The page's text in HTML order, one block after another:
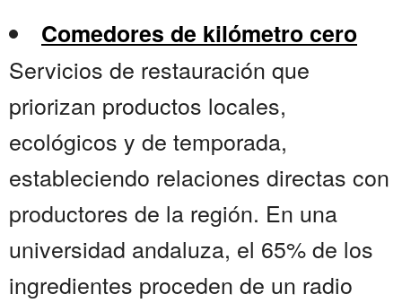
Comedores de kilómetro cero
Servicios de restauración que
priorizan productos locales,
ecológicos y de temporada,
estableciendo relaciones directas con
productores de la región. En una
universidad andaluza, el 65% de los
ingredientes proceden de un radio